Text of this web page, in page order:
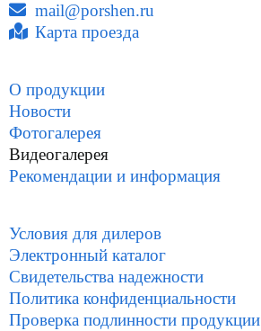
mail@porshen.ru
Карта проезда
О продукции
Новости
Фотогалерея
Видеогалерея
Рекомендации и информация
Условия для дилеров
Электронный каталог
Свидетельства надежности
Политика конфиденциальности
Проверка подлинности продукции